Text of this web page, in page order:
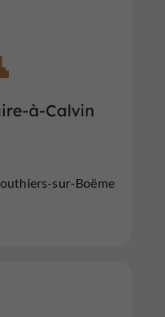
à-Calvin
sur-Boëme